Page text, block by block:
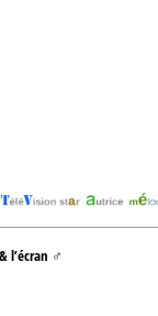
l’écran ♂